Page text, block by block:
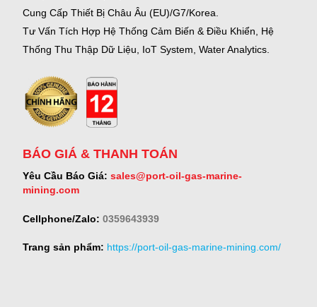
Cung Cấp Thiết Bị Châu Âu (EU)/G7/Korea.
Tư Vấn Tích Hợp Hệ Thống Cảm Biến & Điều Khiển, Hệ
Thống Thu Thập Dữ Liệu, IoT System, Water Analytics.
BÁO GIÁ & THANH TOÁN
Yêu Cầu Báo Giá: sales@port-oil-gas-marine-
mining.com
Cellphone/Zalo: 0359643939
Trang sản phẩm: https://port-oil-gas-marine-mining.com/